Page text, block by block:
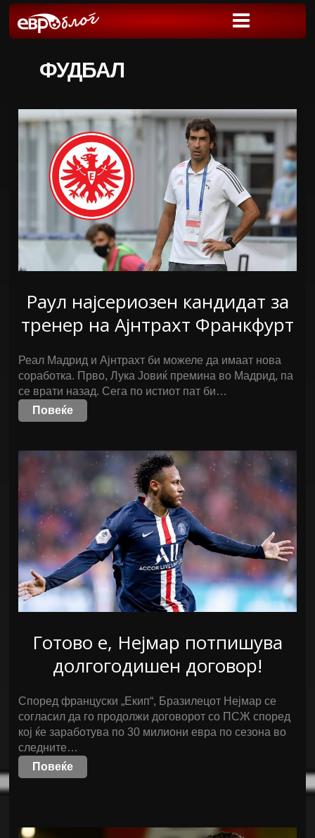
ФУДБАЛ
Раул најсериозен кандидат за
тренер на Ајнтрахт Франкфурт
Реал Мадрид и Ајнтрахт би можеле да имаат нова
соработка. Прво, Лука Јовиќ премина во Мадрид, па
се врати назад. Сега по истиот пат би…
Повеќе
Готово е, Нејмар потпишува
долгогодишен договор!
Според француски „Екип“, Бразилецот Нејмар се
согласил да го продолжи договорот со ПСЖ според
кој ќе заработува по 30 милиони евра по сезона во
следните…
Повеќе